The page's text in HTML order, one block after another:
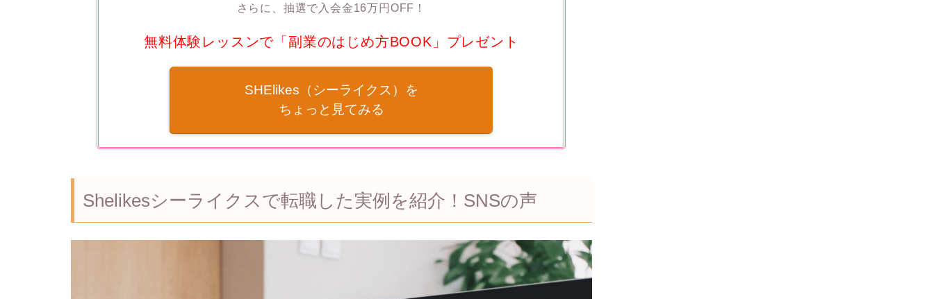
さらに、抽選で入会金16万円OFF！
無料体験レッスンで「副業のはじめ方BOOK」プレゼント
SHElikes（シーライクス）を
ちょっと見てみる
Shelikesシーライクスで転職した実例を紹介！SNSの声